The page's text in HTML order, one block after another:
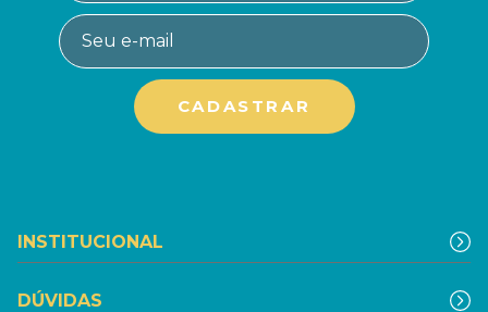
INSTITUCIONAL
DÚVIDAS